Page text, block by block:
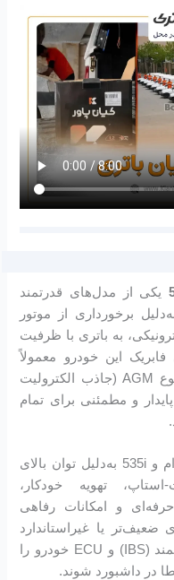
یکی از مدل‌های قدرتمند
برخورداری از موتور
به باتری با ظرفیت
فابریک این خودرو معمولاً
ظرفیت ۱۰۰ آمپر ساعت دارد و از نوع AGM (جاذب الکترولیت
و مطمئنی برای تمام
استفاده از باتری ۱۰۰ آمپر برای بی‌ ام‌ و 535i به‌دلیل توان بالای
تهویه خودکار،
و امکانات رفاهی
ضعیف‌تر یا غیراستاندارد
می‌توانند عملکرد سیستم شارژ هوشمند (IBS) و ECU خودرو را
در داشبورد شوند.